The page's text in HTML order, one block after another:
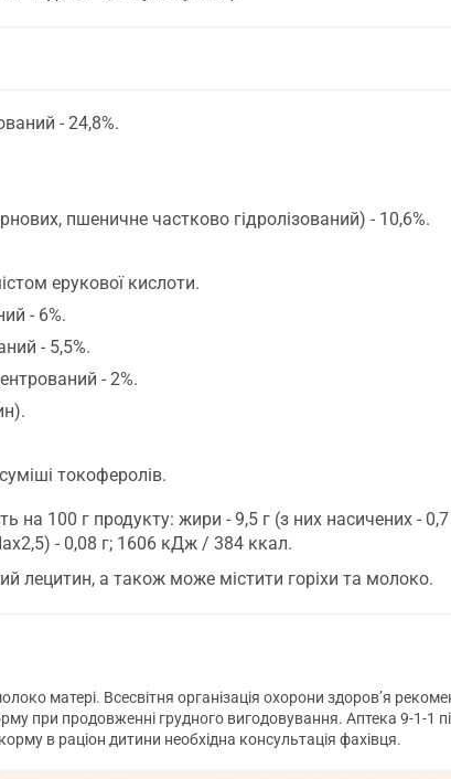
- 24,8%.
пшеничне частково гідролізований) - 10,6%.
ерукової кислоти.
- 6%.
- 5,5%.
- 2%.
токоферолів.
на 100 г продукту: жири - 9,5 г (з них насичених -
- 0,08 г; 1606 кДж / 384 ккал.
лецитин, а також може містити горіхи та молоко.
матері. Всесвітня організація охорони здоров’я
при продовженні грудного вигодовування. Аптека 9-1-
в раціон дитини необхідна консультація фахівця.